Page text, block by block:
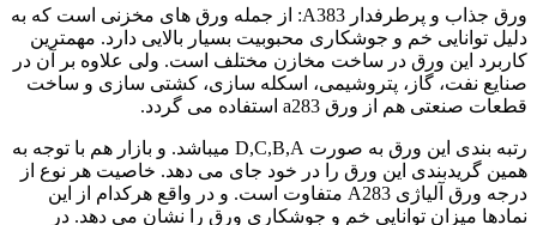
ورق جذاب و پرطرفدار A383: از جمله ورق های مخزنی است که به
دلیل توانایی خم و جوشکاری محبوبیت بسیار بالایی دارد. مهمترین
کاربرد این ورق در ساخت مخازن مختلف است. ولی علاوه بر آن در
صنایع نفت، گاز، پتروشیمی، اسکله سازی، کشتی سازی و ساخت
قطعات صنعتی هم از ورق a283 استفاده می گردد.
رتبه بندی این ورق به صورت D,C,B,A میباشد. و بازار هم با توجه به
همین گریدبندی این ورق را در خود جای می دهد. خاصیت هر نوع از
درجه ورق آلیاژی A283 متفاوت است. و در واقع هرکدام از این
نمادها میزان توانایی خم و جوشکاری ورق را نشان می دهد. در